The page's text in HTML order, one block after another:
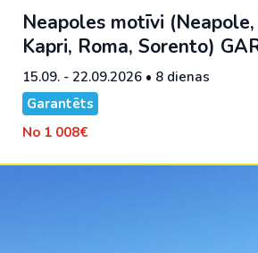
Neapoles motīvi (Neapole,
Kapri, Roma, Sorento)
15.09. - 22.09.2026 • 8 dienas
Garantēts
No 1 008€